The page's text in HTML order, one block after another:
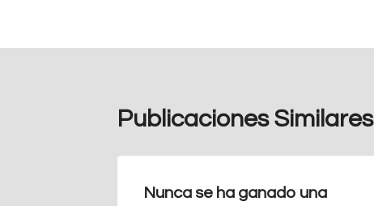
Publicaciones Similares
Nunca se ha ganado una